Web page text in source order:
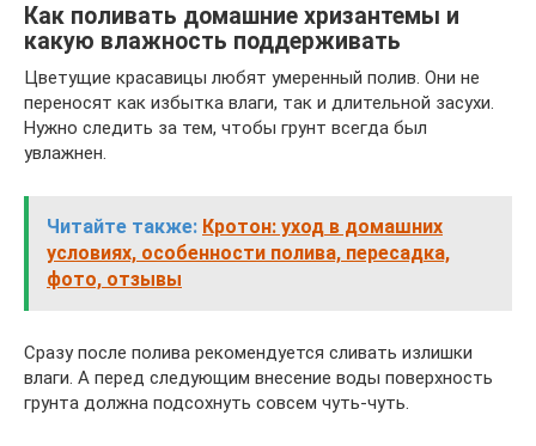
Как поливать домашние хризантемы и
какую влажность поддерживать
Цветущие красавицы любят умеренный полив. Они не
переносят как избытка влаги, так и длительной засухи.
Нужно следить за тем, чтобы грунт всегда был
увлажнен.
Читайте также: Кротон: уход в домашних
условиях, особенности полива, пересадка,
фото, отзывы
Сразу после полива рекомендуется сливать излишки
влаги. А перед следующим внесение воды поверхность
грунта должна подсохнуть совсем чуть-чуть.